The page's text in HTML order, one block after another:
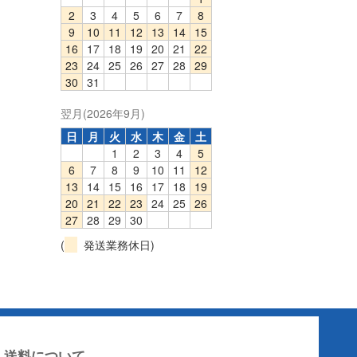
2
3 4 5 6 7
8
9
10 11 12 13 14 15
16
17 18 19 20 21
22
23 24 25 26 27 28 29
30 31
翌月(2026年9月)
日
月 火 水 木 金
土
1
2 3 4
5
6
7 8 9 10 11
12
13
14 15 16 17 18
19
20 21 22 23 24 25 26
27 28 29 30
(
発送業務休日)